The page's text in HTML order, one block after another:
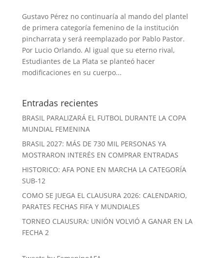
Gustavo Pérez no continuaría al mando del plantel
de primera categoría femenino de la institución
pincharrata y será reemplazado por Pablo Pastor.
Por Lucio Orlando. Al igual que su eterno rival,
Estudiantes de La Plata se planteó hacer
modificaciones en su cuerpo...
Entradas recientes
BRASIL PARALIZARÁ EL FUTBOL DURANTE LA COPA
MUNDIAL FEMENINA
BRASIL 2027: MÁS DE 730 MIL PERSONAS YA
MOSTRARON INTERÉS EN COMPRAR ENTRADAS
HISTORICO: AFA PONE EN MARCHA LA CATEGORÍA
SUB-12
COMO SE JUEGA EL CLAUSURA 2026: CALENDARIO,
PARATES FECHAS FIFA Y MUNDIALES
TORNEO CLAUSURA: UNIÓN VOLVIÓ A GANAR EN LA
FECHA 2